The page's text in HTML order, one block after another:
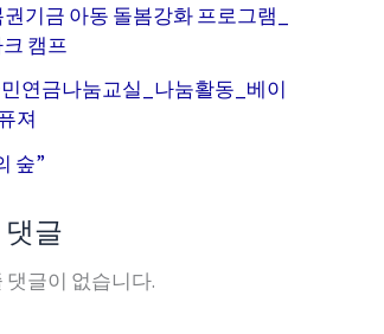
권기금 아동 돌봄강화 프로그램_
캠프
민연금나눔교실_나눔활동_베이
져
숲”
글
댓글이 없습니다.